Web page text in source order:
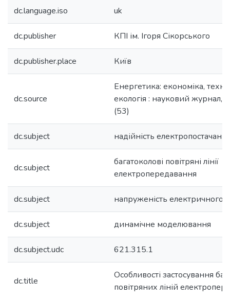
dc.language.iso uk
dc.publisher КПІ ім. Ігоря Сікорського
dc.publisher.place Київ
dc.source
Енергетика: економіка,
екологія : науковий
(53)
dc.subject надійність
dc.subject
багатоколові повітряні лінії
електропередавання
dc.subject напруженість електричного
dc.subject динамічне моделювання
dc.subject.udc 621.315.1
dc.title
Особливості застосування
повітряних ліній